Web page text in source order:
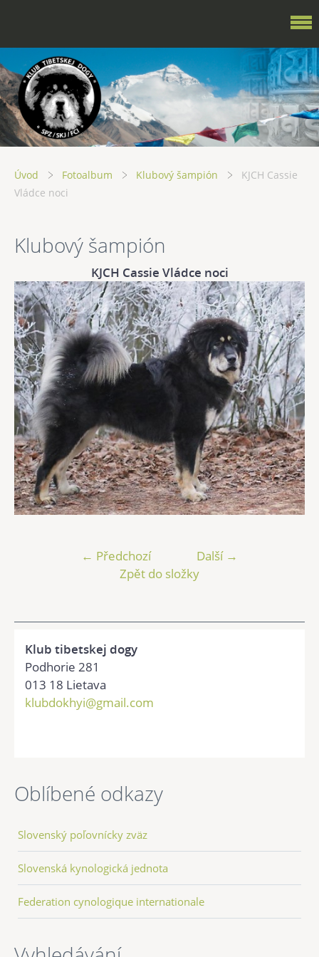
Úvod Fotoalbum Klubový šampión
KJCH Cassie
Vládce noci
Klubový šampión
KJCH Cassie Vládce noci
← Předchozí
Další →
Zpět do složky
Klub tibetskej dogy
Podhorie 281
013 18 Lietava
klubdokhyi@gmail.com
Oblíbené odkazy
Slovenský poľovnícky zväz
Slovenská kynologická jednota
Federation cynologique internationale